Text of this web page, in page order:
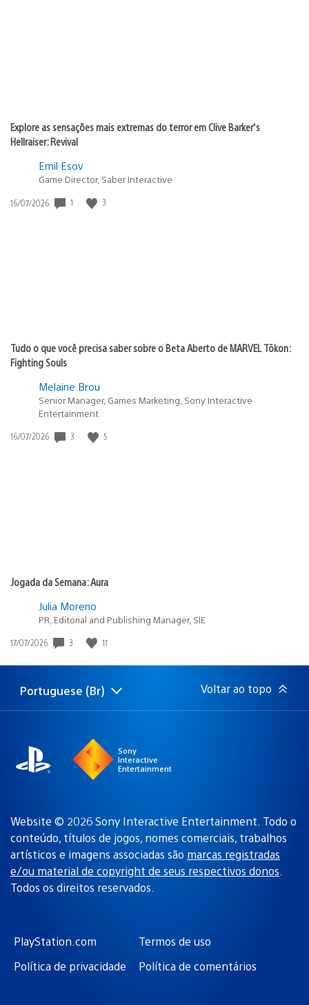
Explore as sensações mais extremas do terror em Clive Barker’s
Hellraiser: Revival
Emil Esov
Game Director, Saber Interactive
Data
16/07/2026 1 3
Tudo o que você precisa saber sobre o Beta Aberto de MARVEL Tōkon:
Fighting Souls
Melaine Brou
Senior Manager, Games Marketing, Sony Interactive
Entertainment
Data
16/07/2026 3 5
Jogada da Semana: Aura
Julia Moreno
PR, Editorial and Publishing Manager, SIE
Data
publicação:
17/07/2026 3 11
Selecione
uma
Região
atual:
Portuguese (Br) Voltar ao topo
Sony
Interactive
Entertainment
Website © 2026 Sony Interactive Entertainment. Todo o
conteúdo, títulos de jogos, nomes comerciais, trabalhos
artísticos e imagens associadas são marcas registradas
e/ou material de copyright de seus respectivos donos.
Todos os direitos reservados.
PlayStation.com
Termos de uso
Política de privacidade
Política de comentários